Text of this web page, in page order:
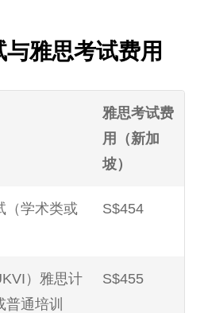
与雅思考试费用
雅思考试费
用（新加
坡）
（学术类或
S$454
）雅思计
通培训
S$455